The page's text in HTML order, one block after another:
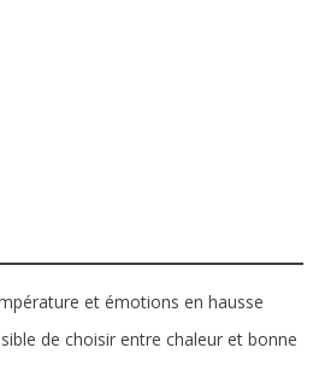
et émotions en hausse
de choisir entre chaleur et bonne